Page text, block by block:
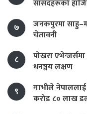
सांसदहरूको
७
जनकपुरमा
चेतावनी
८
पोखरा
धनञ्जय लक्षण
९
गाभीले
करोड ८० लाख